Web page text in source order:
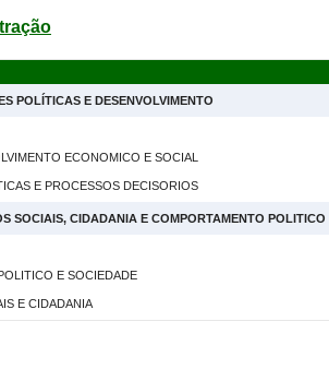
POLÍTICAS E DESENVOLVIMENTO
ECONOMICO E SOCIAL
E PROCESSOS DECISORIOS
SOCIAIS, CIDADANIA E COMPORTAMENTO POLITICO
E SOCIEDADE
E CIDADANIA